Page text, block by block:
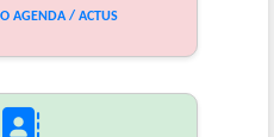
AGENDA / ACTUS